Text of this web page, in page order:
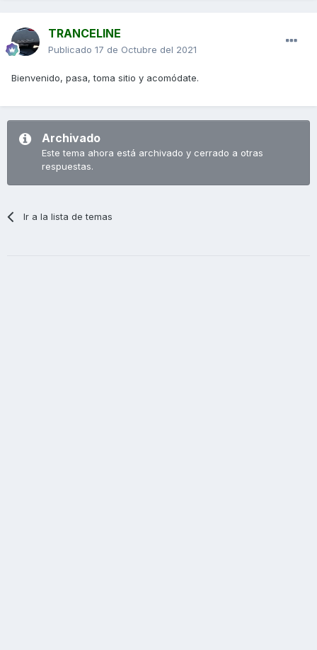
TRANCELINE
Publicado 17 de Octubre del 2021
Bienvenido, pasa, toma sitio y acomódate.
Archivado
Este tema ahora está archivado y cerrado a otras
respuestas.
Ir a la lista de temas